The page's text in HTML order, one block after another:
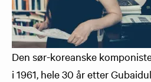
Den sør-koreanske
i 1961, hele 30 år etter